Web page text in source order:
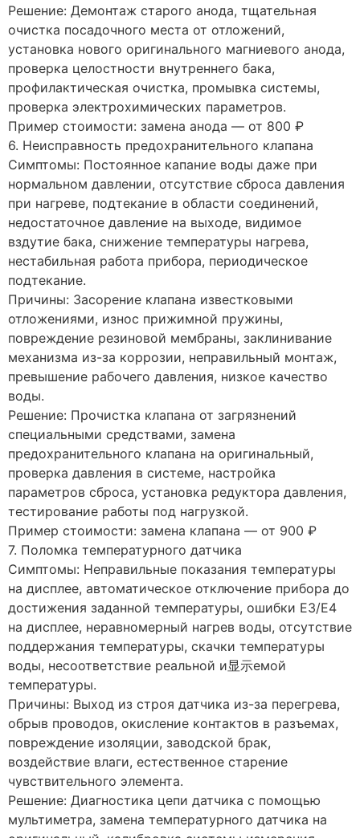
Решение: Демонтаж старого анода, тщательная
очистка посадочного места от отложений,
установка нового оригинального магниевого анода,
проверка целостности внутреннего бака,
профилактическая очистка, промывка системы,
проверка электрохимических параметров.
Пример стоимости: замена анода — от 800 ₽
6. Неисправность предохранительного клапана
Симптомы: Постоянное капание воды даже при
нормальном давлении, отсутствие сброса давления
при нагреве, подтекание в области соединений,
недостаточное давление на выходе, видимое
вздутие бака, снижение температуры нагрева,
нестабильная работа прибора, периодическое
подтекание.
Причины: Засорение клапана известковыми
отложениями, износ прижимной пружины,
повреждение резиновой мембраны, заклинивание
механизма из-за коррозии, неправильный монтаж,
превышение рабочего давления, низкое качество
воды.
Решение: Прочистка клапана от загрязнений
специальными средствами, замена
предохранительного клапана на оригинальный,
проверка давления в системе, настройка
параметров сброса, установка редуктора давления,
тестирование работы под нагрузкой.
Пример стоимости: замена клапана — от 900 ₽
7. Поломка температурного датчика
Симптомы: Неправильные показания температуры
на дисплее, автоматическое отключение прибора до
достижения заданной температуры, ошибки E3/E4
на дисплее, неравномерный нагрев воды, отсутствие
поддержания температуры, скачки температуры
воды, несоответствие реальной и显示емой
температуры.
Причины: Выход из строя датчика из-за перегрева,
обрыв проводов, окисление контактов в разъемах,
повреждение изоляции, заводской брак,
воздействие влаги, естественное старение
чувствительного элемента.
Решение: Диагностика цепи датчика с помощью
мультиметра, замена температурного датчика на